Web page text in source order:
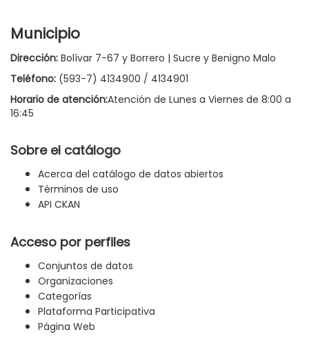
Municipio
Dirección: Bolívar 7-67 y Borrero | Sucre y Benigno Malo
Teléfono: (593-7) 4134900 / 4134901
Horario de atención:Atención de Lunes a Viernes de 8:00 a
16:45
Sobre el catálogo
Acerca del catálogo de datos abiertos
Términos de uso
API CKAN
Acceso por perfiles
Conjuntos de datos
Organizaciones
Categorías
Plataforma Participativa
Página Web